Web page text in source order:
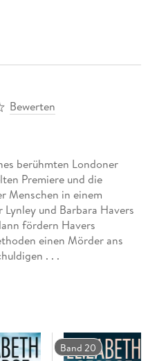
Bewerten
berühmten Londoner
Premiere und die
Menschen in einem
und Barbara Havers
fördern Havers
einen Mörder ans
. . .
Band 20